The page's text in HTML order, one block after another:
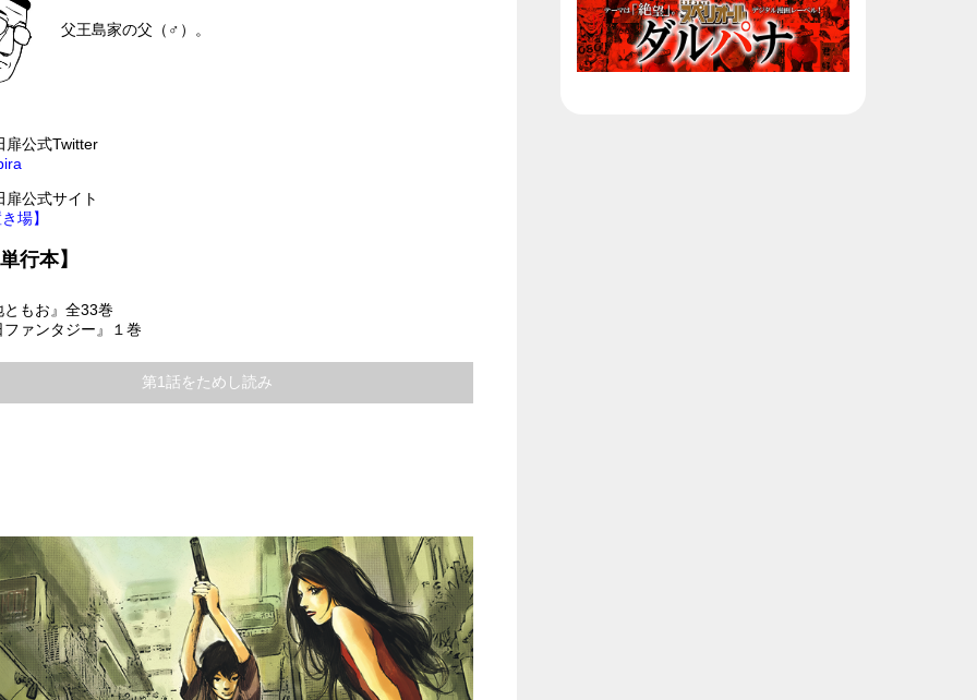
父王島家の父（♂）。
扉公式Twitter
扉公式サイト
場】
行本】
ともお』全33巻
ファンタジー』１巻
第1話をためし読み